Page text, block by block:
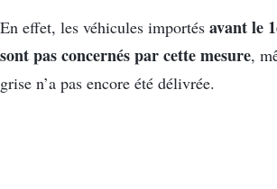
En effet, les véhicules importés avant le
sont pas concernés par cette mesure,
grise n’a pas encore été délivrée.